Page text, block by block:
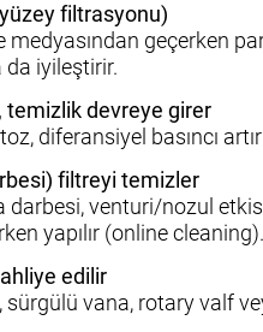
filtrasyonu)
geçerken
iyileştirir.
temizlik devreye girer
diferansiyel basıncı
filtreyi temizler
darbesi, venturi/nozul
yapılır (online cleaning).
edilir
sürgülü vana, rotary valf